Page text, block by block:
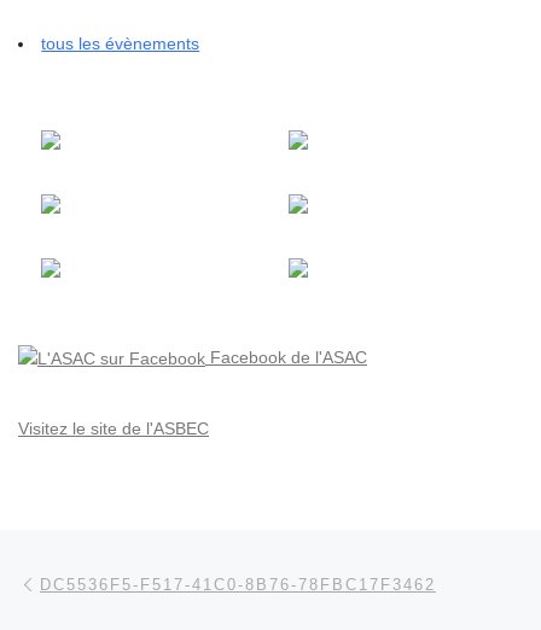
tous les évènements
Facebook de l'ASAC
Visitez le site de l'ASBEC
Parcourir les articles
DC5536F5-F517-41C0-8B76-78FBC17F3462